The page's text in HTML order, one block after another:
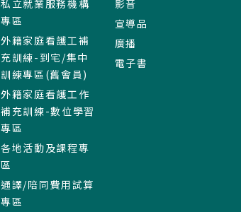
私立就業服務機構
專區
外籍家庭看護工補
充訓練-到宅/集中
訓練專區(舊會員)
外籍家庭看護工作
補充訓練-數位學習
專區
各地活動及課程專
區
通譯/陪同費用試算
專區
影音
宣導品
廣播
電子書